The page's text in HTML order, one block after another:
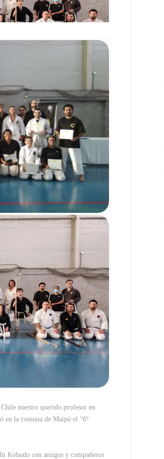
nuestro querido profesor en
la comuna de Maipú el “6º
Kobudo con amigos y compañeros